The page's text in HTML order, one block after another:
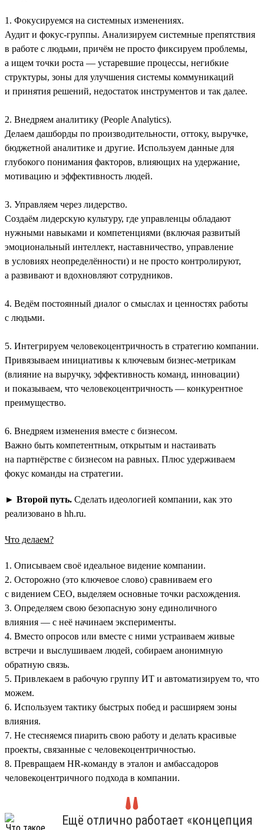
1. Фокусируемся на системных изменениях.
Аудит и фокус-группы. Анализируем системные препятствия
в работе с людьми, причём не просто фиксируем проблемы,
а ищем точки роста — устаревшие процессы, негибкие
структуры, зоны для улучшения системы коммуникаций
и принятия решений, недостаток инструментов и так далее.
2. Внедряем аналитику (People Analytics).
Делаем дашборды по производительности, оттоку, выручке,
бюджетной аналитике и другие. Используем данные для
глубокого понимания факторов, влияющих на удержание,
мотивацию и эффективность людей.
3. Управляем через лидерство.
Создаём лидерскую культуру, где управленцы обладают
нужными навыками и компетенциями (включая развитый
эмоциональный интеллект, наставничество, управление
в условиях неопределённости) и не просто контролируют,
а развивают и вдохновляют сотрудников.
4. Ведём постоянный диалог о смыслах и ценностях работы
с людьми.
5. Интегрируем человекоцентричность в стратегию компании.
Привязываем инициативы к ключевым бизнес-метрикам
(влияние на выручку, эффективность команд, инновации)
и показываем, что человекоцентричность — конкурентное
преимущество.
6. Внедряем изменения вместе с бизнесом.
Важно быть компетентным, открытым и настаивать
на партнёрстве с бизнесом на равных. Плюс удерживаем
фокус команды на стратегии.
► Второй путь. Сделать идеологией компании, как это
реализовано в hh.ru.
Что делаем?
1. Описываем своё идеальное видение компании.
2. Осторожно (это ключевое слово) сравниваем его
с видением СЕО, выделяем основные точки расхождения.
3. Определяем свою безопасную зону единоличного
влияния — с неё начинаем эксперименты.
4. Вместо опросов или вместе с ними устраиваем живые
встречи и выслушиваем людей, собираем анонимную
обратную связь.
5. Привлекаем в рабочую группу ИТ и автоматизируем то, что
можем.
6. Используем тактику быстрых побед и расширяем зоны
влияния.
7. Не стесняемся пиарить свою работу и делать красивые
проекты, связанные с человекоцентричностью.
8. Превращаем HR-команду в эталон и амбассадоров
человекоцентричного подхода в компании.
Ещё отлично работает «концепция